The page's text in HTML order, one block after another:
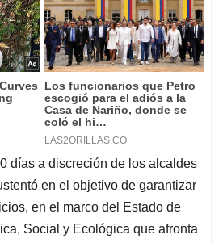
días a discreción de los alcaldes
en el objetivo de garantizar
en el marco del Estado de
Social y Ecológica que afronta